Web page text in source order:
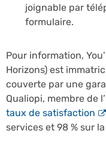
joignable par
formulaire.
Pour information,
Horizons) est
couverte par une
Qualiopi, membre de
taux de satisfaction
services et 98 % sur